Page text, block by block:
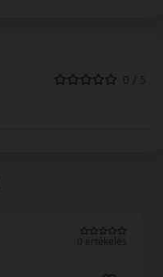
0 / 5
0 értékelés